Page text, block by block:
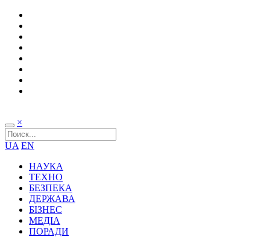
×
UA EN
НАУКА
ТЕХНО
БЕЗПЕКА
ДЕРЖАВА
БІЗНЕС
МЕДІА
ПОРАДИ